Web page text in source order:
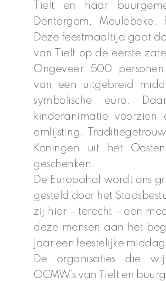
Tielt en haar
Dentergem, Meulebeke,
Deze feestmaaltijd gaat
van Tielt op de eerste
Ongeveer 500
van een uitgebreid
symbolische euro.
kinderanimatie
omlijsting.
Koningen uit het
geschenken.
De Europahal wordt ons
gesteld door het
zij hier - terecht - een
deze mensen aan het
jaar een feestelijke
De organisaties die
OCMW’s van Tielt en